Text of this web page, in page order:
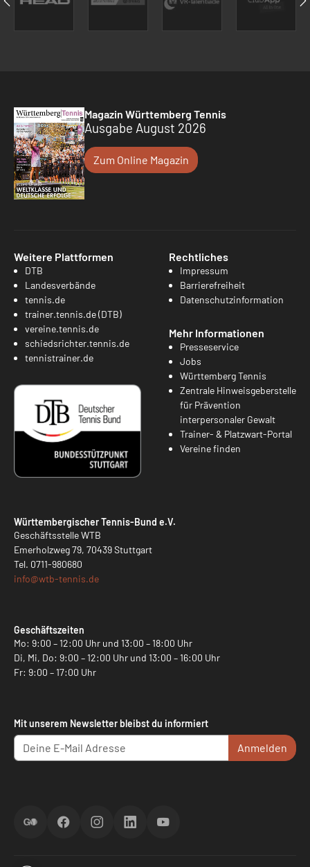
Magazin Württemberg Tennis
Ausgabe August 2026
Zum Online Magazin
Weitere Plattformen
DTB
Landesverbände
tennis.de
trainer.tennis.de (DTB)
vereine.tennis.de
schiedsrichter.tennis.de
tennistrainer.de
Rechtliches
Impressum
Barrierefreiheit
Datenschutzinformation
Mehr Informationen
Presseservice
Jobs
Württemberg Tennis
Zentrale Hinweisgeberstelle
für Prävention
interpersonaler Gewalt
Trainer- & Platzwart-Portal
Vereine finden
Württembergischer Tennis-Bund e.V.
Geschäftsstelle WTB
Emerholzweg 79, 70439 Stuttgart
Tel. 0711-980680
info@wtb-tennis.de
Geschäftszeiten
Mo: 9:00 – 12:00 Uhr und 13:00 – 18:00 Uhr
Di, Mi, Do: 9:00 – 12:00 Uhr und 13:00 – 16:00 Uhr
Fr: 9:00 – 17:00 Uhr
Mit unserem Newsletter bleibst du informiert
Anmelden
ScoreGOFacebookInstagramLinkedInYouTube